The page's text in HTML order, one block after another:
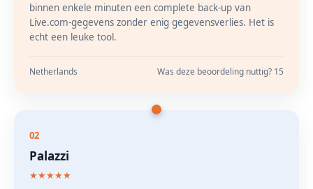
binnen enkele minuten een complete back-up van
Live.com-gegevens zonder enig gegevensverlies. Het is
echt een leuke tool.
Netherlands Was deze beoordeling nuttig? 15
02
Palazzi
★★★★★